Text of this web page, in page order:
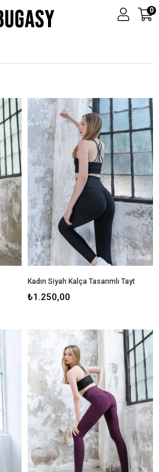
0
Kadın Siyah Kalça Tasarımlı Tayt
₺1.250,00